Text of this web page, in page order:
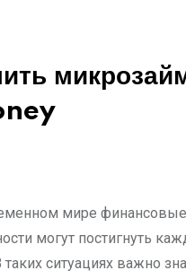
могут постигнуть
таких ситуациях важно